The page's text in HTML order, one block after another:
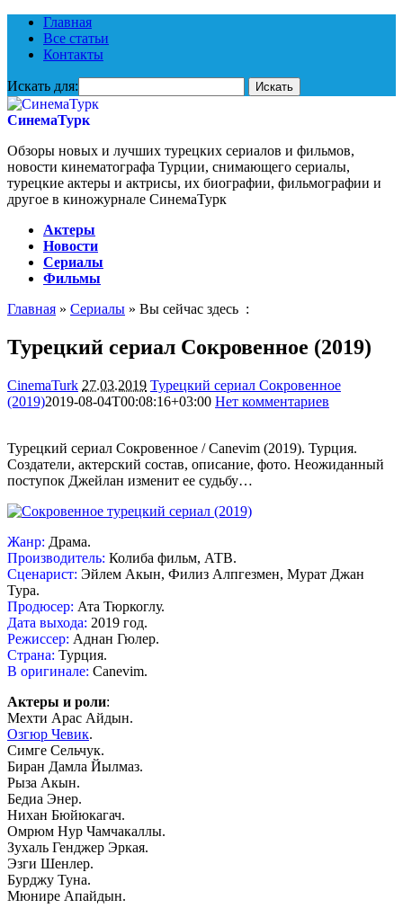
Главная
Все статьи
Контакты
Искать для:
СинемаТурк
Обзоры новых и лучших турецких сериалов и фильмов,
новости кинематографа Турции, снимающего сериалы,
турецкие актеры и актрисы, их биографии, фильмографии и
другое в киножурнале СинемаТурк
Актеры
Новости
Сериалы
Фильмы
Главная » Сериалы » Вы сейчас здесь :
Турецкий сериал Сокровенное (2019)
CinemaTurk 27.03.2019 Турецкий сериал Сокровенное
(2019)2019-08-04T00:08:16+03:00 Нет комментариев
Турецкий сериал Сокровенное / Canevim (2019). Турция.
Создатели, актерский состав, описание, фото. Неожиданный
поступок Джейлан изменит ее судьбу…
Жанр: Драма.
Производитель: Колиба фильм, АТВ.
Сценарист: Эйлем Акын, Филиз Алпгезмен, Мурат Джан
Тура.
Продюсер: Ата Тюркоглу.
Дата выхода: 2019 год.
Режиссер: Аднан Гюлер.
Страна: Турция.
В оригинале: Canevim.
Актеры и роли:
Мехти Арас Айдын.
Озгюр Чевик.
Симге Сельчук.
Биран Дамла Йылмаз.
Рыза Акын.
Бедиа Энер.
Нихан Бюйюкагач.
Омрюм Нур Чамчакаллы.
Зухаль Генджер Эркая.
Эзги Шенлер.
Бурджу Туна.
Мюнире Апайдын.